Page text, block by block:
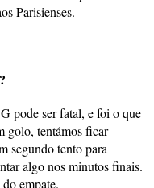
Parisienses.
pode ser fatal, e foi o que
golo, tentámos ficar
segundo tento para
algo nos minutos finais.
empate.